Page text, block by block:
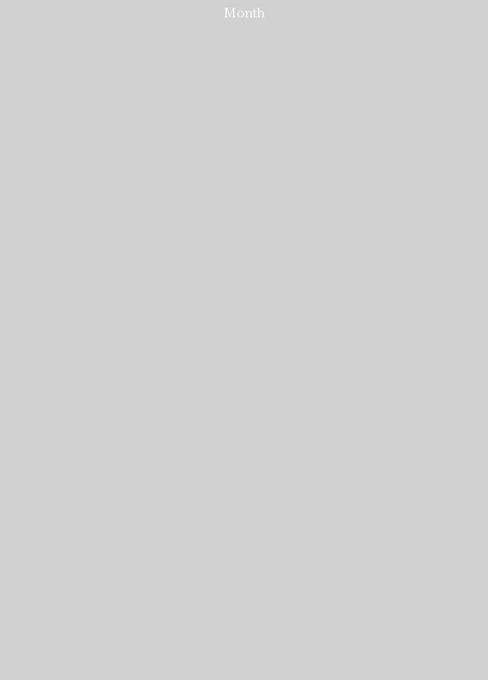
Month